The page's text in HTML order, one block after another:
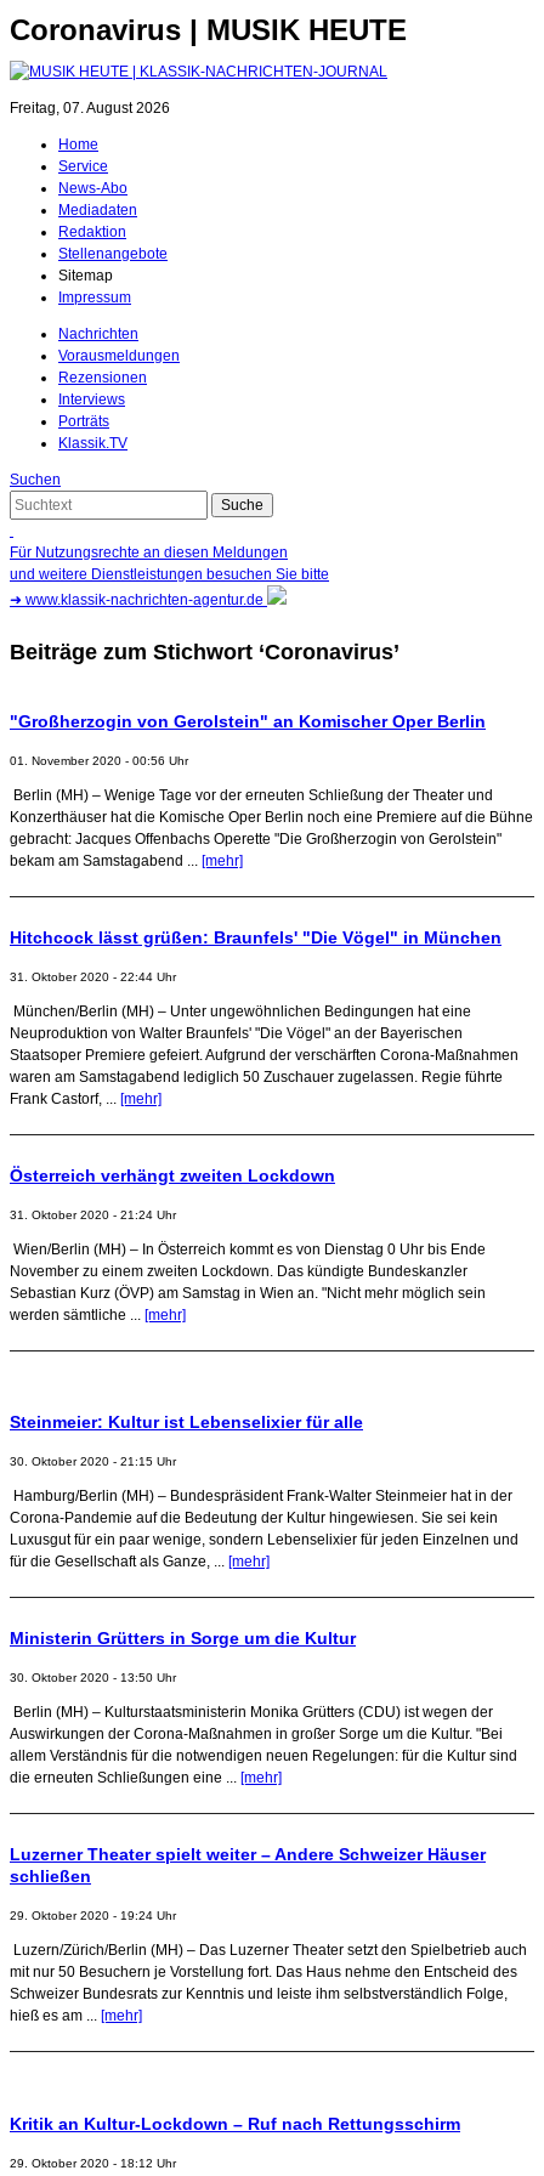
Coronavirus | MUSIK HEUTE
Freitag, 07. August 2026
Home
Service
News-Abo
Mediadaten
Redaktion
Stellenangebote
Sitemap
Impressum
Nachrichten
Vorausmeldungen
Rezensionen
Interviews
Porträts
Klassik.TV
Suchen
Für Nutzungsrechte an diesen Meldungen
und weitere Dienstleistungen besuchen Sie bitte
➜ www.klassik-nachrichten-agentur.de
Beiträge zum Stichwort ‘Coronavirus’
"Großherzogin von Gerolstein" an Komischer Oper Berlin
01. November 2020 - 00:56 Uhr
Berlin (MH) – Wenige Tage vor der erneuten Schließung der Theater und
Konzerthäuser hat die Komische Oper Berlin noch eine Premiere auf die Bühne
gebracht: Jacques Offenbachs Operette "Die Großherzogin von Gerolstein"
bekam am Samstagabend ... [mehr]
Hitchcock lässt grüßen: Braunfels' "Die Vögel" in München
31. Oktober 2020 - 22:44 Uhr
München/Berlin (MH) – Unter ungewöhnlichen Bedingungen hat eine
Neuproduktion von Walter Braunfels' "Die Vögel" an der Bayerischen
Staatsoper Premiere gefeiert. Aufgrund der verschärften Corona-Maßnahmen
waren am Samstagabend lediglich 50 Zuschauer zugelassen. Regie führte
Frank Castorf, ... [mehr]
Österreich verhängt zweiten Lockdown
31. Oktober 2020 - 21:24 Uhr
Wien/Berlin (MH) – In Österreich kommt es von Dienstag 0 Uhr bis Ende
November zu einem zweiten Lockdown. Das kündigte Bundeskanzler
Sebastian Kurz (ÖVP) am Samstag in Wien an. "Nicht mehr möglich sein
werden sämtliche ... [mehr]
Steinmeier: Kultur ist Lebenselixier für alle
30. Oktober 2020 - 21:15 Uhr
Hamburg/Berlin (MH) – Bundespräsident Frank-Walter Steinmeier hat in der
Corona-Pandemie auf die Bedeutung der Kultur hingewiesen. Sie sei kein
Luxusgut für ein paar wenige, sondern Lebenselixier für jeden Einzelnen und
für die Gesellschaft als Ganze, ... [mehr]
Ministerin Grütters in Sorge um die Kultur
30. Oktober 2020 - 13:50 Uhr
Berlin (MH) – Kulturstaatsministerin Monika Grütters (CDU) ist wegen der
Auswirkungen der Corona-Maßnahmen in großer Sorge um die Kultur. "Bei
allem Verständnis für die notwendigen neuen Regelungen: für die Kultur sind
die erneuten Schließungen eine ... [mehr]
Luzerner Theater spielt weiter – Andere Schweizer Häuser
schließen
29. Oktober 2020 - 19:24 Uhr
Luzern/Zürich/Berlin (MH) – Das Luzerner Theater setzt den Spielbetrieb auch
mit nur 50 Besuchern je Vorstellung fort. Das Haus nehme den Entscheid des
Schweizer Bundesrats zur Kenntnis und leiste ihm selbstverständlich Folge,
hieß es am ... [mehr]
Kritik an Kultur-Lockdown – Ruf nach Rettungsschirm
29. Oktober 2020 - 18:12 Uhr